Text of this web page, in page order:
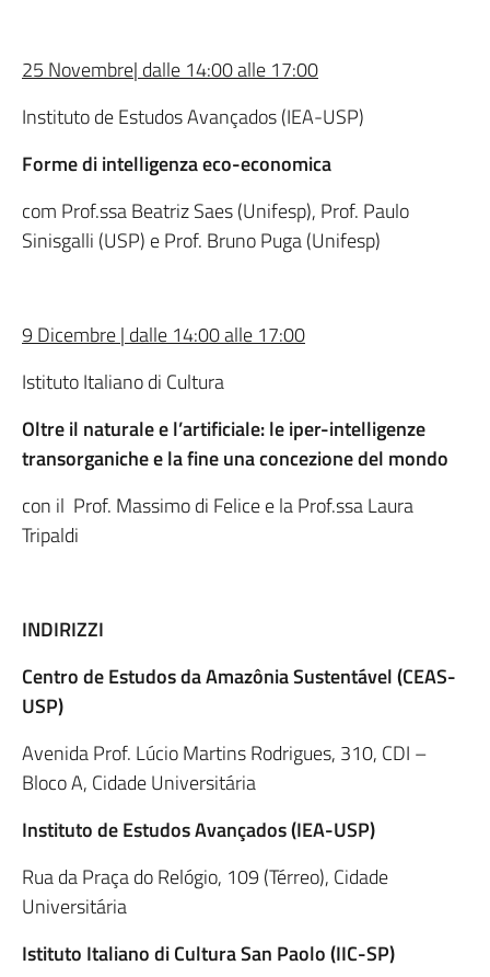
25 Novembre| dalle 14:00 alle 17:00
Instituto de Estudos Avançados (IEA-USP)
Forme di intelligenza eco-economica
com Prof.ssa Beatriz Saes (Unifesp), Prof. Paulo
Sinisgalli (USP) e Prof. Bruno Puga (Unifesp)
9 Dicembre | dalle 14:00 alle 17:00
Istituto Italiano di Cultura
Oltre il naturale e l’artificiale: le iper-intelligenze
transorganiche e la fine una concezione del mondo
con il Prof. Massimo di Felice e la Prof.ssa Laura
Tripaldi
INDIRIZZI
Centro de Estudos da Amazônia Sustentável (CEAS-
USP)
Avenida Prof. Lúcio Martins Rodrigues, 310, CDI –
Bloco A, Cidade Universitária
Instituto de Estudos Avançados (IEA-USP)
Rua da Praça do Relógio, 109 (Térreo), Cidade
Universitária
Istituto Italiano di Cultura San Paolo (IIC-SP)